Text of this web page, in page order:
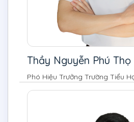
Thầy Nguyễn Phú Thọ
Phó Hiệu Trưởng Trường Tiểu